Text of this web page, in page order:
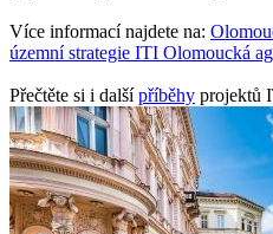
Více informací najdete na:
územní strategie ITI Olomoucká
Přečtěte si i dalšípříběhy projektů